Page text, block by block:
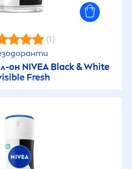
(1)
он NIVEA Black&White
Fresh